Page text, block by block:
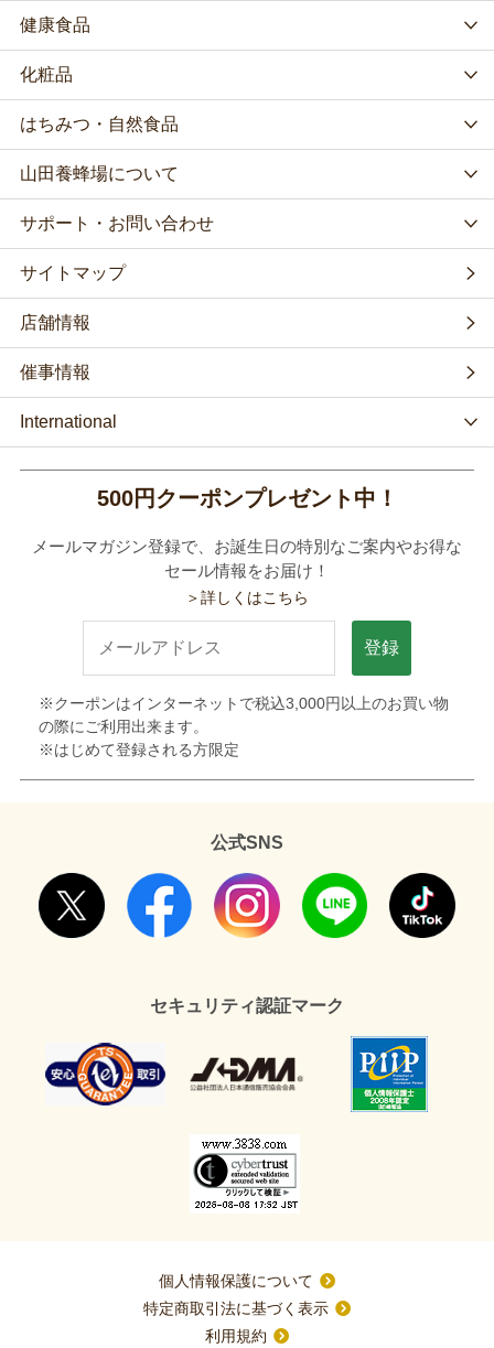
健康食品
化粧品
はちみつ・自然食品
山田養蜂場について
サポート・お問い合わせ
サイトマップ
店舗情報
催事情報
International
500円クーポンプレゼント中！
メールマガジン登録で、お誕生日の特別なご案内やお得な
セール情報をお届け！
＞詳しくはこちら
登録
※クーポンはインターネットで税込3,000円以上のお買い物
の際にご利用出来ます。
※はじめて登録される方限定
公式SNS
セキュリティ認証マーク
個人情報保護について
特定商取引法に基づく表示
利用規約